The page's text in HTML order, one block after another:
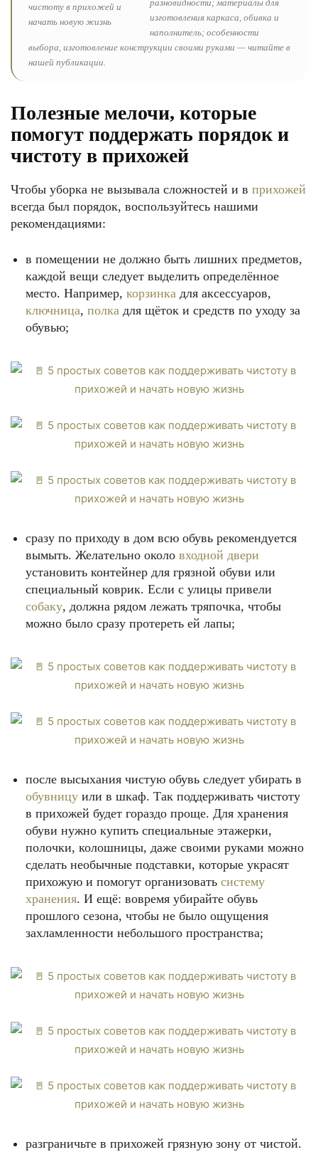
разновидности; материалы для
изготовления каркаса, обивка и
наполнитель; особенности
выбора, изготовление конструкции своими руками — читайте в
нашей публикации.
Полезные мелочи, которые
помогут поддержать порядок и
чистоту в прихожей
Чтобы уборка не вызывала сложностей и в прихожей
всегда был порядок, воспользуйтесь нашими
рекомендациями:
в помещении не должно быть лишних предметов,
каждой вещи следует выделить определённое
место. Например, корзинка для аксессуаров,
ключница, полка для щёток и средств по уходу за
обувью;
сразу по приходу в дом всю обувь рекомендуется
вымыть. Желательно около входной двери
установить контейнер для грязной обуви или
специальный коврик. Если с улицы привели
собаку, должна рядом лежать тряпочка, чтобы
можно было сразу протереть ей лапы;
после высыхания чистую обувь следует убирать в
обувницу или в шкаф. Так поддерживать чистоту
в прихожей будет гораздо проще. Для хранения
обуви нужно купить специальные этажерки,
полочки, колошницы, даже своими руками можно
сделать необычные подставки, которые украсят
прихожую и помогут организовать систему
хранения. И ещё: вовремя убирайте обувь
прошлого сезона, чтобы не было ощущения
захламленности небольшого пространства;
разграничьте в прихожей грязную зону от чистой.